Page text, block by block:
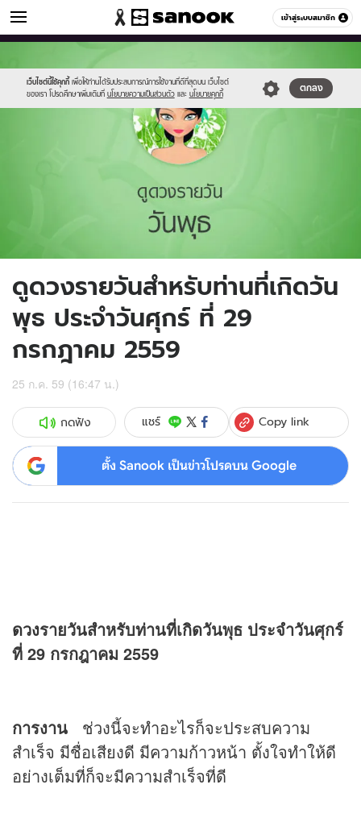
เข้าสู่ระบบสมาชิก
ดูดวง หมวดอื่นๆ
เว็บไซต์นี้ใช้คุกกี้ เพื่อให้ท่านได้รับประสบการณ์การใช้งานที่ดีที่สุดบน เว็บไซต์
ของเรา โปรดศึกษาเพิ่มเติมที่ นโยบายความเป็นส่วนตัว และ นโยบายคุกกี้
ตกลง
//s.isanook.com/sr/0/images/logo-
new-
sanook.png
//s.isanook.com/ho/0/ud/fxd/day/4_wed.jpg
ดูดวงรายวันสำหรับท่านที่เกิดวัน
พุธ ประจำวันศุกร์ ที่ 29
กรกฎาคม 2559
25 ก.ค. 59 (16:47 น.)
กดฟัง แชร์ Copy link
ตั้ง Sanook เป็นข่าวโปรดบน Google
ดวงรายวันสำหรับท่านที่เกิดวันพุธ ประจำวันศุกร์
ที่ 29 กรกฎาคม 2559
การงาน ช่วงนี้จะทำอะไรก็จะประสบความ
สำเร็จ มีชื่อเสียงดี มีความก้าวหน้า ตั้งใจทำให้ดี
อย่างเต็มที่ก็จะมีความสำเร็จที่ดี